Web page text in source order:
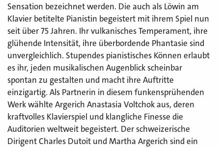
Sensation bezeichnet werden. Die auch als Löwin am
Klavier betitelte Pianistin begeistert mit ihrem Spiel nun
seit über 75 Jahren. Ihr vulkanisches Temperament, ihre
glühende Intensität, ihre überbordende Phantasie sind
unvergleichlich. Stupendes pianistisches Können erlaubt
es ihr, jeden musikalischen Augenblick scheinbar
spontan zu gestalten und macht ihre Auftritte
einzigartig. Als Partnerin in diesem funkensprühenden
Werk wählte Argerich Anastasia Voltchok aus, deren
kraftvolles Klavierspiel und klangliche Finesse die
Auditorien weltweit begeistert. Der schweizerische
Dirigent Charles Dutoit und Martha Argerich sind ein